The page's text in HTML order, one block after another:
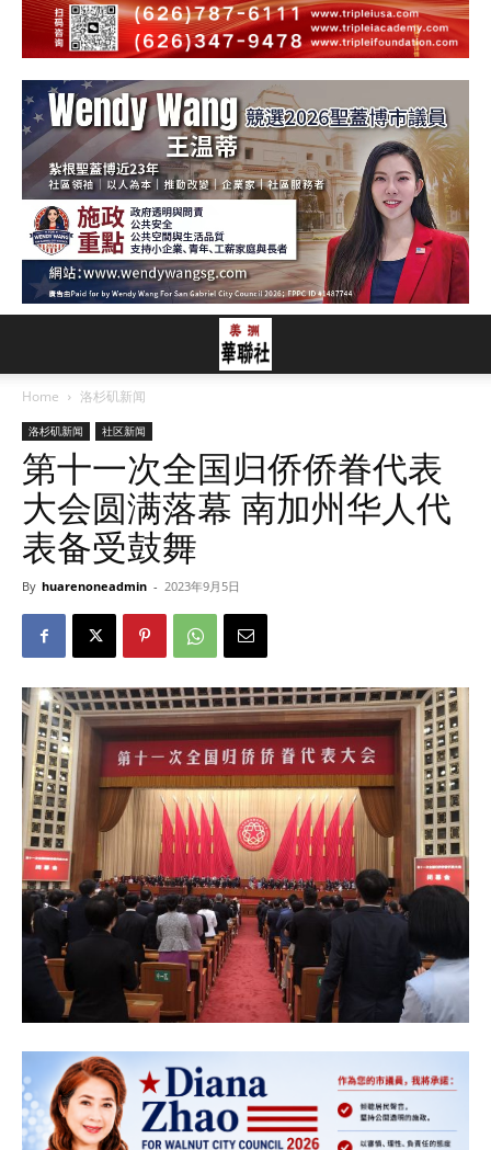
Home 洛杉矶新闻
洛杉矶新闻 社区新闻
第十一次全国归侨侨眷代表
大会圆满落幕 南加州华人代
表备受鼓舞
By huarenoneadmin - 2023年9月5日